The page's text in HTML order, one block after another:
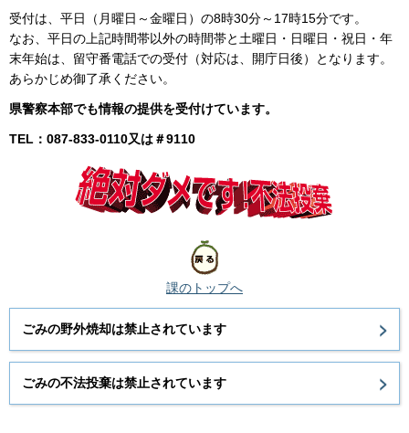
受付は、平日（月曜日～金曜日）の8時30分～17時15分です。
なお、平日の上記時間帯以外の時間帯と土曜日・日曜日・祝日・年
末年始は、留守番電話での受付（対応は、開庁日後）となります。
あらかじめ御了承ください。
県警察本部でも情報の提供を受付けています。
TEL：087-833-0110又は＃9110
課のトップへ
ごみの野外焼却は禁止されています
ごみの不法投棄は禁止されています